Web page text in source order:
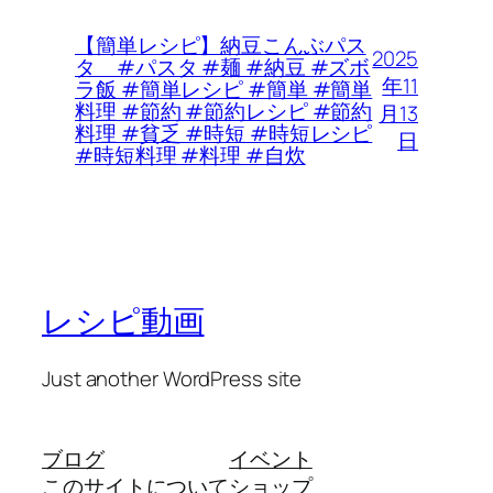
【簡単レシピ】納豆こんぶパス
タ #パスタ #麺 #納豆 #ズボ
ラ飯 #簡単レシピ #簡単 #簡単
料理 #節約 #節約レシピ #節約
料理 #貧乏 #時短 #時短レシピ
#時短料理 #料理 #自炊
2025
年11
月13
日
レシピ動画
Just another WordPress site
ブログ
このサイトについて
イベント
ショップ